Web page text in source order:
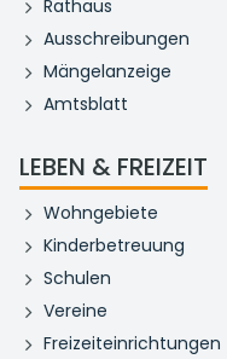
Rathaus
Ausschreibungen
Mängelanzeige
Amtsblatt
LEBEN & FREIZEIT
Wohngebiete
Kinderbetreuung
Schulen
Vereine
Freizeiteinrichtungen